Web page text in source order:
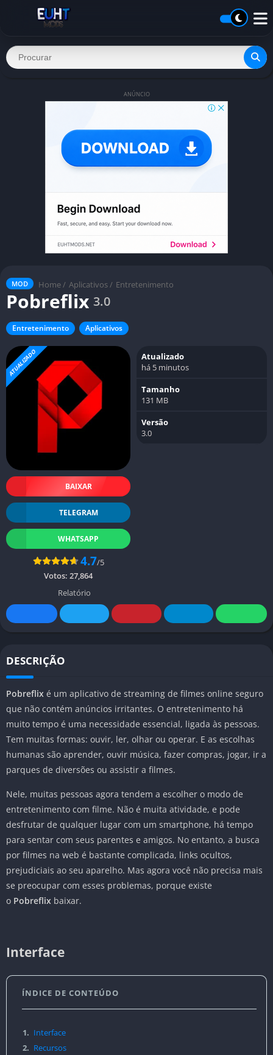
ANÚNCIO
MOD Home / Aplicativos / Entretenimento
Pobreflix 3.0
Entretenimento Aplicativos
ATUALIZADO
BAIXAR
TELEGRAM
WHATSAPP
4.7/5
Votos: 27,864
Relatório
Atualizado
há 5 minutos
Tamanho
131 MB
Versão
3.0
DESCRIÇÃO
Pobreflix é um aplicativo de streaming de filmes online seguro
que não contém anúncios irritantes. O entretenimento há
muito tempo é uma necessidade essencial, ligada às pessoas.
Tem muitas formas: ouvir, ler, olhar ou operar. E as escolhas
humanas são aprender, ouvir música, fazer compras, jogar, ir a
parques de diversões ou assistir a filmes.
Nele, muitas pessoas agora tendem a escolher o modo de
entretenimento com filme. Não é muita atividade, e pode
desfrutar de qualquer lugar com um smartphone, há tempo
para sentar com seus parentes e amigos. No entanto, a busca
por filmes na web é bastante complicada, links ocultos,
prejudiciais ao seu aparelho. Mas agora você não precisa mais
se preocupar com esses problemas, porque existe
o Pobreflix baixar.
Interface
ÍNDICE DE CONTEÚDO
1. Interface
2. Recursos